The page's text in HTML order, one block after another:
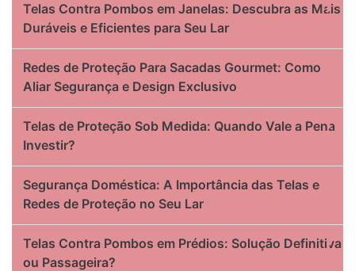
Telas Contra Pombos em Janelas: Descubra as Mais
Duráveis e Eficientes para Seu Lar
Redes de Proteção Para Sacadas Gourmet: Como
Aliar Segurança e Design Exclusivo
Telas de Proteção Sob Medida: Quando Vale a Pena
Investir?
Segurança Doméstica: A Importância das Telas e
Redes de Proteção no Seu Lar
Telas Contra Pombos em Prédios: Solução Definitiva
ou Passageira?